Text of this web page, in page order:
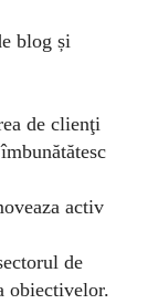
blog și
de clienţi
activ
de
obiectivelor.